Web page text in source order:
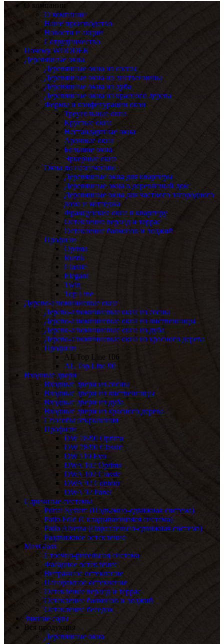
О компании
О компании
Наше производство
Новости и акции
Сотрудничество
Почему WOODER
Деревянные окна
Деревянные окна из сосны
Деревянные окна из лиственницы
Деревянные окна из дуба
Деревянные окна из красного дерева
Формы и конфигурации окон
Треугольные окна
Круглые окна
Нестандартные окна
Арочные окна
Большие окна
Эркерные окна
Окна по назначению
Деревянные окна для квартиры
Деревянные окна в деревянный дом
Деревянные окна для частного загородного
дома и коттеджа
Французские окна в квартиру
Остекление веранд и террас
Остекление балконов и лоджий
Профили
Optima
Rustik
Classic
Elegant
Twin
Top Line
Дерево-алюминиевые окна
Дерево-алюминиевые окна из сосны
Дерево-алюминиевые окна из лиственницы
Дерево-алюминиевые окна из дуба
Дерево-алюминиевые окна из красного дерева
Профили
AL Top Line 106
AL Top Line 90
Входные двери
Входные двери из сосны
Входные двери из лиственницы
Входные двери из дуба
Входные двери из красного дерева
Способы открывания
Профили
DW 78/90 Optima
DW 78/90 Classic
DW 110 Evo
DWA 102 Optima
DWA 102 Classic
DWA 92 Contour
DWA 92 Panel
Сдвижные системы
Portal System (Подъемно-сдвижная система)
Patio Fold (Складывающаяся система)
Patio Alversa (Параллельно-сдвижная система)
Раздвижное остекление
MaxGlass
Стоечно-ригельная система
Фасадное остекление
Витражное остекление
Панорамное остекление
Остекление веранд и террас
Остекление балконов и лоджий
Остекление беседок
Зимние сады
Вся продукция
Деревянные окна